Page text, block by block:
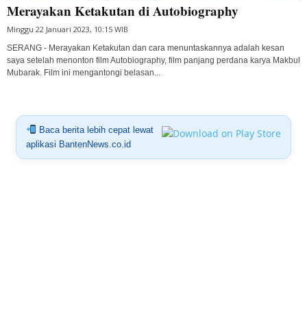
Merayakan Ketakutan di Autobiography
Minggu 22 Januari 2023, 10:15 WIB
SERANG - Merayakan Ketakutan dan cara menuntaskannya adalah kesan
saya setelah menonton film Autobiography, film panjang perdana karya Makbul
Mubarak. Film ini mengantongi belasan...
Baca berita lebih cepat lewat
aplikasi BantenNews.co.id